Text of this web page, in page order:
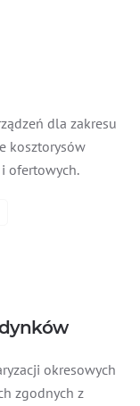
dla zakresu
kosztorysów
ofertowych.
okresowych
zgodnych z